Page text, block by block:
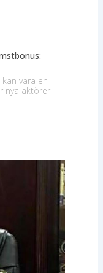
vara en
nya aktörer